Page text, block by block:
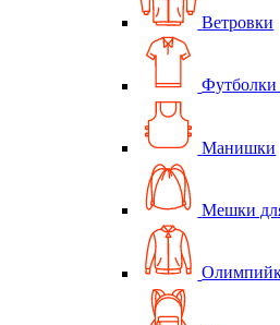
Ветровки
Футболки
Манишки
Мешки